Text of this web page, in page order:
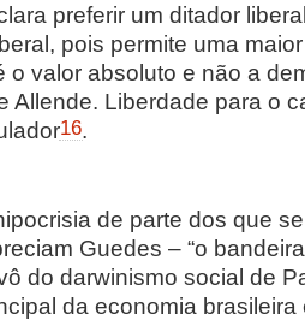
preferir um ditador
pois permite uma
o valor absoluto e não a
Allende. Liberdade para o
16.
de parte dos que
Guedes – “o
do darwinismo social de
da economia